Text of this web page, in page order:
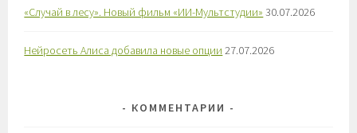
«Случай в лесу». Новый фильм «ИИ-Мультстудии» 30.07.2026
Нейросеть Алиса добавила новые опции 27.07.2026
КОММЕНТАРИИ